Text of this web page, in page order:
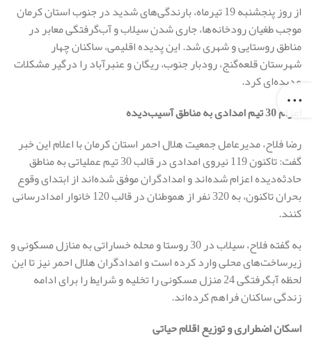
از روز پنجشنبه 19 تیرماه، بارندگی‌های شدید در جنوب استان کرمان
موجب طغیان رودخانه‌ها، جاری شدن سیلاب و آب‌گرفتگی معابر در
مناطق روستایی و شهری شد. این پدیده اقلیمی، ساکنان چهار
شهرستان قلعه‌گنج، رودبار جنوب، ریگان و عنبرآباد را درگیر مشکلات
عدیده‌ای کرد.
اعزام 30 تیم امدادی به مناطق آسیب‌دیده
رضا فلاح، مدیرعامل جمعیت هلال احمر استان کرمان با اعلام این خبر
گفت: تاکنون 119 نیروی امدادی در قالب 30 تیم عملیاتی به مناطق
حادثه‌دیده اعزام شده‌اند و امدادگران موفق شده‌اند از ابتدای وقوع
بحران تاکنون، به 320 نفر از هموطنان در قالب 120 خانوار امدادرسانی
کنند.
به گفته فلاح، سیلاب در 30 روستا و محله خساراتی به منازل مسکونی و
زیرساخت‌های محلی وارد کرده است و امدادگران هلال احمر نیز تا این
لحظه آبگرفتگی 24 منزل مسکونی را تخلیه و شرایط را برای ادامه
زندگی ساکنان فراهم کرده‌اند.
اسکان اضطراری و توزیع اقلام حیاتی